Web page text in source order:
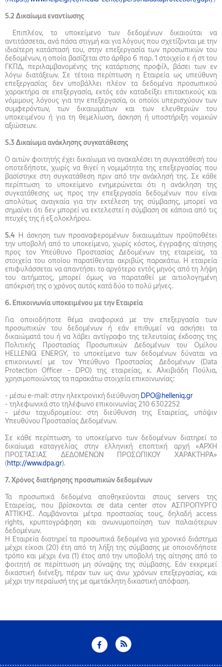
5.2 Δικαίωμα εναντίωσης
Επιπλέον, το υποκείμενο των δεδομένων δικαιούται να
αντιτάσσεται, ανά πάσα στιγμή και για λόγους που σχετίζονται με την
ιδιαίτερη κατάστασή του, στην επεξεργασία των προσωπικών του
δεδομένων, η οποία βασίζεται στο άρθρο 6 παρ. 1 στοιχείο ε ή στ του
ΓΚΠΔ, περιλαμβανομένης της κατάρτισης προφίλ, βάσει των εν
λόγω διατάξεων. Σε τέτοια περίπτωση η Εταιρεία ως υπεύθυνη
επεξεργασίας δεν υποβάλλει πλέον τα δεδομένα προσωπικού
χαρακτήρα σε επεξεργασία, εκτός εάν καταδείξει επιτακτικούς και
νόμιμους λόγους για την επεξεργασία, οι οποίοι υπερισχύουν των
συμφερόντων, των δικαιωμάτων και των ελευθεριών του
υποκειμένου ή για τη θεμελίωση, άσκηση ή υποστήριξη νομικών
αξιώσεων.
5.3Δικαίωμα ανάκλησης συγκατάθεσης
Ο αιτών φοιτητής έχει δικαίωμα να ανακαλέσει τη συγκατάθεσή του
οποτεδήποτε, χωρίς να θιγεί η νομιμότητα της επεξεργασίας που
βασίστηκε στη συγκατάθεση πριν από την ανάκλησή της. Σε κάθε
περίπτωση το υποκείμενο ενημερώνεται ότι η ανάκληση της
συγκατάθεσης ως προς την επεξεργασία δεδομένων που είναι
απολύτως αναγκαία για την εκτέλεση της σύμβασης, μπορεί να
σημαίνει ότι δεν μπορεί να εκτελεστεί η σύμβαση σε κάποια από τις
πτυχές της ή εξ ολοκλήρου.
5.4 Η άσκηση των προαναφερομένων δικαιωμάτων προϋποθέτει
την υποβολή από το υποκείμενο, χωρίς κόστος, έγγραφης αίτησης
προς τον Υπεύθυνο Προστασίας Δεδομένων της εταιρείας, τα
στοιχεία του οποίου παρατίθενται ακριβώς παρακάτω. Η εταιρεία
επιφυλάσσεται να απαντήσει το αργότερο εντός μηνός από τη λήψη
του αιτήματος, μπορεί όμως να παραταθεί με αιτιολογημένη
απόκρισή της ο χρόνος αυτός κατά δύο το πολύ μήνες.
6. Επικοινωνία υποκειμένου με την Εταιρεία
Για οποιοδήποτε θέμα αναφορικά με την επεξεργασία των
προσωπικών του δεδομένων ή εάν επιθυμεί να ασκήσει τα
δικαιώματά του ή να λάβει αντίγραφο της τελευταίας έκδοσης της
Πολιτικής Προστασίας Προσωπικών Δεδομένων του Ομίλου
HELLENiQ ENERGY, το υποκείμενο των δεδομένων δύναται να
επικοινωνεί με τον Υπεύθυνο Προστασίας Δεδομένων (Data
Protection Officer – DPO) της εταιρείας, κ. Αλκιβιάδη Πούλια,
χρησιμοποιώντας τα παρακάτω στοιχεία επικοινωνίας:
- μέσω e-mail: στην ηλεκτρονική διεύθυνση DPO@helleniq.gr
- τηλεφωνικά στο τηλέφωνο επικοινωνίας 210 6302252
- μέσω ταχυδρομείου: στη διεύθυνση της Εταιρείας, υπόψιν
Υπευθύνου Προστασίας Δεδομένων.
Σε κάθε περίπτωση, το υποκείμενο των δεδομένων διατηρεί το
δικαίωμα καταγγελίας στην ελληνική εποπτική αρχή «ΑΡΧΗ
ΠΡΟΣΤΑΣΙΑΣ ΔΕΔΟΜΕΝΩΝ ΠΡΟΣΩΠΙΚΟΥ ΧΑΡΑΚΤΗΡΑ»
(http://www.dpa.gr).
7. Χρόνος διατήρησης προσωπικών δεδομένων
Τα προσωπικά δεδομένα αποθηκεύονται στους servers της
Εταιρείας, που βρίσκονται σε data center στον ΑΣΠΡΟΠΥΡΓΟ
ΑΤΤΙΚΗΣ. Λαμβάνονται μέτρα προστασίας τους, δηλαδή access
rights, κρυπτογράφηση και ανωνυμοποίηση των παλαιότερων
δεδομένων.
Η Εταιρεία διατηρεί τα προσωπικά δεδομένα για χρονικό διάστημα
μέχρι είκοσι (20) έτη από τη λήξη της σύμβασης με οποιονδήποτε
τρόπο και μέχρι ένα (1) έτος από την υποβολή της αίτησης από το
φοιτητή σε περίπτωση μη σύναψης της σύμβασης. Εάν εκκρεμεί
δικαστική διένεξη, πέραν των ως άνω χρόνων επεξεργασίας, και
μέχρι την περαίωσή της με αμετάκλητη δικαστική απόφαση.